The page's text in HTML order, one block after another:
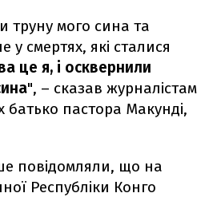
мого сина та
у смертях, які сталися
це я, і осквернили
", – сказав журналістам
батько пастора Макунді,
повідомляли, що на
Республіки Конго